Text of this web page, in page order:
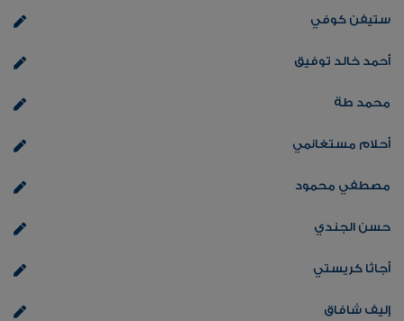
ستيفن كوفي
أحمد خالد توفيق
محمد طة
أحلام مستغانمي
مصطفي محمود
حسن الجندي
أجاثا كريستي
إليف شافاق